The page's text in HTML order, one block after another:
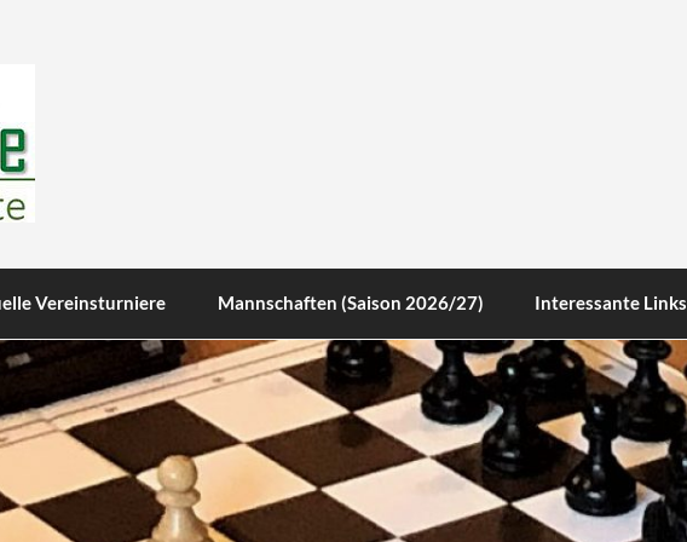
Vereinsturniere Mannschaften (Saison 2026/27) Interessante Links